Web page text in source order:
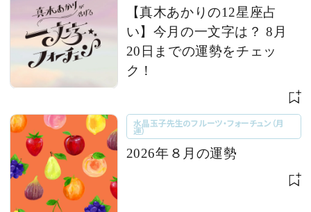
【真木あかりの12星座占
い】今月の一文字は？ 8月
20日までの運勢をチェッ
ク！
水晶玉子先生のフルーツ・フォーチュン（月
運）
2026年８月の運勢